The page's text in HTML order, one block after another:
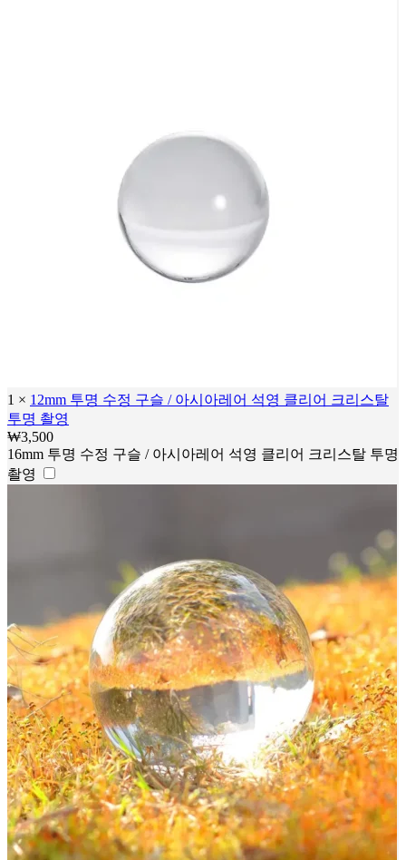
1 × 12mm 투명 수정 구슬 / 아시아레어 석영 클리어 크리스탈
투명 촬영
₩3,500
16mm 투명 수정 구슬 / 아시아레어 석영 클리어 크리스탈 투명
촬영